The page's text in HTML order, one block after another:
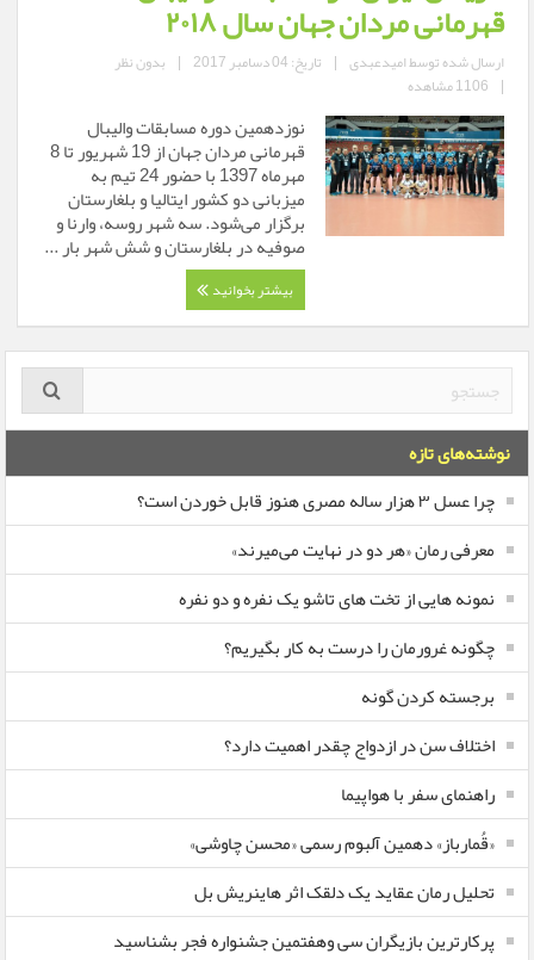
قهرمانی مردان جهان سال ۲۰۱۸
ارسال شده توسطامیدعبدی | تاریخ: 04 دسامبر 2017 | بدون نظر
| 1106 مشاهده
نوزدهمین دوره مسابقات والیبال
قهرمانی مردان جهان از 19 شهریور تا 8
مهرماه 1397 با حضور 24 تیم به
میزبانی دو کشور ایتالیا و بلغارستان
برگزار می‌شود. سه شهر روسه، وارنا و
صوفیه در بلغارستان و شش شهر بار ...
بیشتر بخوانید
نوشته‌های تازه
چرا عسل ۳ هزار ساله‌ مصری هنوز قابل خوردن است؟
معرفی رمان «هر دو در نهایت می‌میرند»
نمونه هایی از تخت های تاشو یک نفره و دو نفره
چگونه غرورمان را درست به کار بگیریم؟
برجسته کردن گونه
اختلاف سن در ازدواج چقدر اهمیت دارد؟
راهنمای سفر با هواپیما
«قُمارباز» دهمین آلبوم رسمی «محسن چاوشی»
تحلیل رمان عقاید یک دلقک اثر هاینریش بل
پرکارترین بازیگران سی وهفتمین جشنواره فجر بشناسید